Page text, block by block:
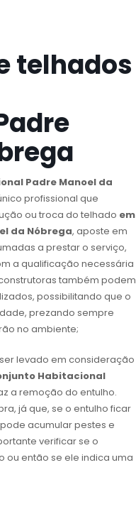
telhados
Padre Manoel da
profissional que
ou troca do telhado em
da Nóbrega, aposte em
a prestar o serviço,
a qualificação necessária
também podem
possibilitando que o
prezando sempre
no ambiente;
levado em consideração
Habitacional
a remoção do entulho.
já que, se o entulho ficar
acumular pestes e
verificar se o
ou então se ele indica uma